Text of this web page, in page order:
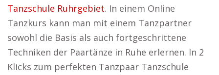
Tanzschule Ruhrgebiet. In einem Online
Tanzkurs kann man mit einem Tanzpartner
sowohl die Basis als auch fortgeschrittene
Techniken der Paartänze in Ruhe erlernen. In 2
Klicks zum perfekten Tanzpaar Tanzschule